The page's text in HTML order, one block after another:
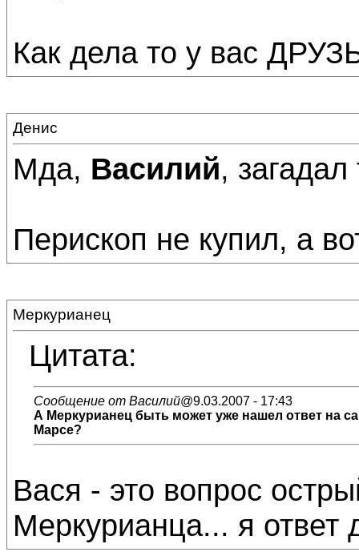
Как дела то у вас
Денис
Мда, Василий,
Перископ не купил, а
Меркурианец
Цитата:
Сообщение от Василий@9.03.2007 - 17:43
А Меркурианец быть может уже нашел ответ на
Марсе?
Вася - это вопрос
Меркурианца... я ответ